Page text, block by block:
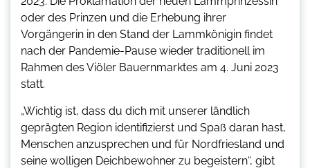
oder des Prinzen und die Erhebung ihrer
Vorgängerin in den Stand der Lammkönigin findet
nach der Pandemie-Pause wieder traditionell im
Rahmen des Viöler Bauernmarktes am 4. Juni 2023
statt.
„Wichtig ist, dass du dich mit unserer ländlich
geprägten Region identifizierst und Spaß daran hast,
Menschen anzusprechen und für Nordfriesland und
seine wolligen Deichbewohner zu begeistern“, gibt